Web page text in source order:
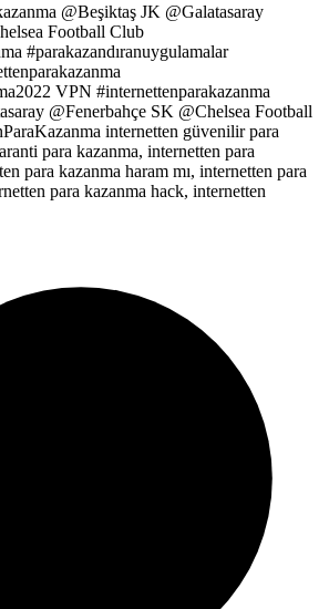
@Beşiktaş JK @Galatasaray
Football Club
#parakazandıranuygulamalar
VPN #internettenparakazanma
@Fenerbahçe SK @Chelsea Football
internetten güvenilir para
para kazanma, internetten para
para kazanma haram mı, internetten para
para kazanma hack, internetten